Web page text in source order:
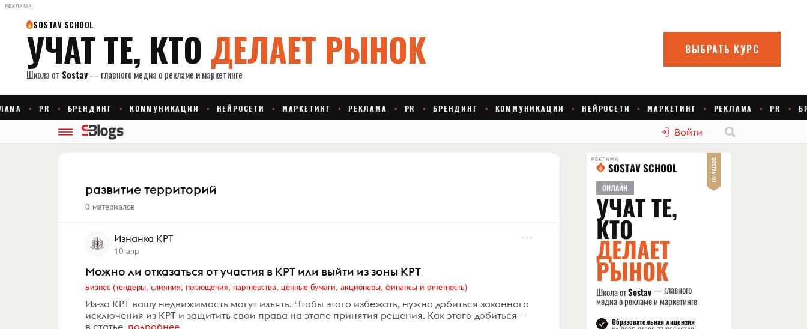
РЕКЛАМА
Войти
развитие территорий
0 материалов
Изнанка КРТ
10 апр
Можно ли отказаться от участия в КРТ или выйти из зоны КРТ
Бизнес (тендеры, слияния, поглощения, партнерства, ценные бумаги, акционеры, финансы и отчетность)
Из-за КРТ вашу недвижимость могут изъять. Чтобы этого избежать, нужно добиться законного
исключения из КРТ и защитить свои права на этапе принятия решения. Как этого добиться —
в статье. подробнее
РЕКЛАМА